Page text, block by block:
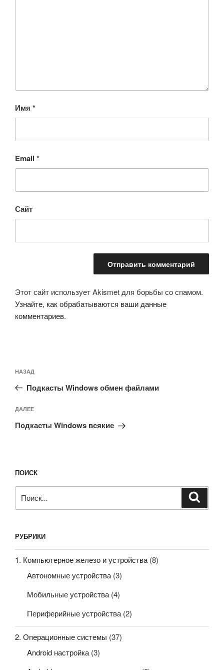
Имя *
Email *
Сайт
Этот сайт использует Akismet для борьбы со спамом.
Узнайте, как обрабатываются ваши данные
комментариев.
по
записям
Предыдущая
запись:
НАЗАД
Подкасты Windows обмен файлами
Следующая
запись
ДАЛЕЕ
Подкасты Windows всякие
ПОИСК
РУБРИКИ
1. Компьютерное железо и устройства (8)
Автономные устройства(3)
Мобильные устройства(4)
Периферийные устройства(2)
2. Операционные системы (37)
Android настройка(3)